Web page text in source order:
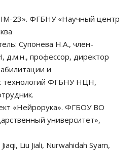
23». ФГБНУ «Научный центр
Супонева Н.А., член-
д.м.н., профессор, директор
и
технологий ФГБНУ НЦН,
«Нейрорука». ФГБОУ ВО
университет»,
Liu Jiali, Nurwahidah Syam,